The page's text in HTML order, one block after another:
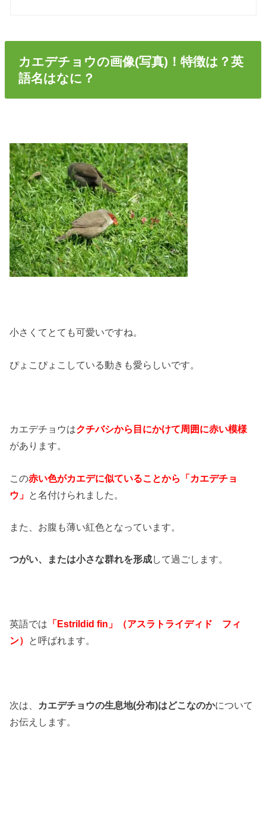
カエデチョウの画像(写真)！特徴は？英
語名はなに？
小さくてとても可愛いですね。
ぴょこぴょこしている動きも愛らしいです。
カエデチョウはクチバシから目にかけて周囲に赤い模様
があります。
この赤い色がカエデに似ていることから「カエデチョ
ウ」 と名付けられました。
また、お腹も薄い紅色となっています。
つがい、または小さな群れを形成して過ごします。
英語では 「Estrildid fin」（アスラトライディド フィ
ン） と呼ばれます。
次は、 カエデチョウの生息地(分布)はどこなのかについて
お伝えします。